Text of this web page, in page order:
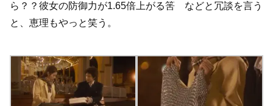
ら？？彼女の防御力が1.65倍上がる筈 などと冗談を言う
と、恵理もやっと笑う。